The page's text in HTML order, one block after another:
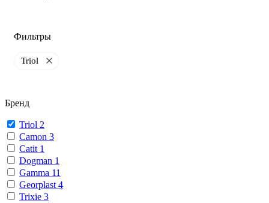
Фильтры
Triol
Бренд
Triol 2
Camon 3
Catit 1
Dogman 1
Gamma 11
Georplast 4
Trixie 3